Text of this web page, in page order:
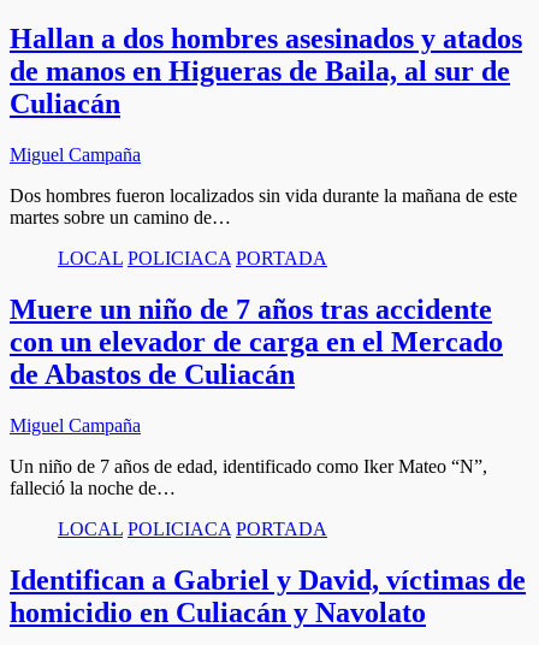
Hallan a dos hombres asesinados y atados
de manos en Higueras de Baila, al sur de
Culiacán
Miguel Campaña
Dos hombres fueron localizados sin vida durante la mañana de este
martes sobre un camino de…
LOCAL POLICIACA PORTADA
Muere un niño de 7 años tras accidente
con un elevador de carga en el Mercado
de Abastos de Culiacán
Miguel Campaña
Un niño de 7 años de edad, identificado como Iker Mateo “N”,
falleció la noche de…
LOCAL POLICIACA PORTADA
Identifican a Gabriel y David, víctimas de
homicidio en Culiacán y Navolato